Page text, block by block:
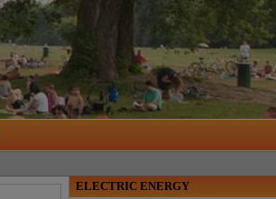
ELECTRIC ENERGY